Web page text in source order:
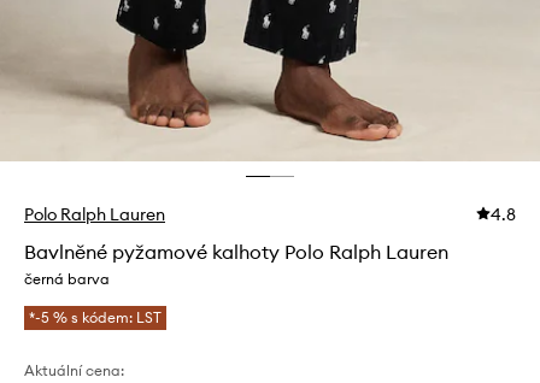
Polo Ralph Lauren 4.8
Bavlněné pyžamové kalhoty Polo Ralph Lauren
černá barva
*-5 % s kódem: LST
Aktuální cena: